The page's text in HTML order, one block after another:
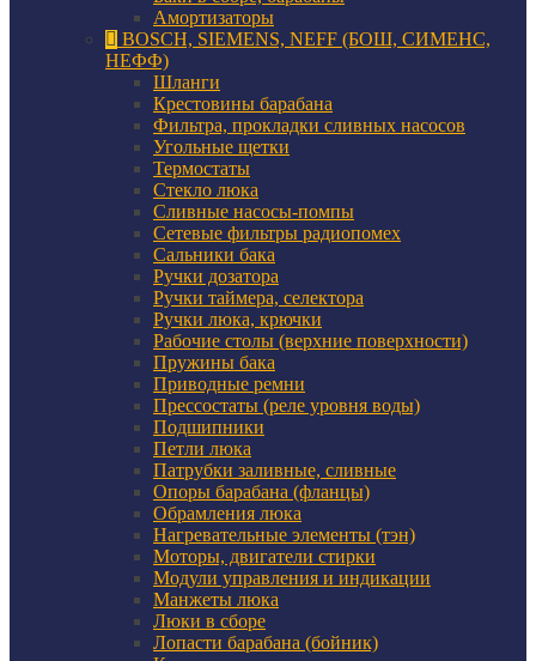
Амортизаторы
BOSCH, SIEMENS, NEFF (БОШ, СИМЕНС,
НЕФФ)
Шланги
Крестовины барабана
Фильтра, прокладки сливных насосов
Угольные щетки
Термостаты
Стекло люка
Сливные насосы-помпы
Сетевые фильтры радиопомех
Сальники бака
Ручки дозатора
Ручки таймера, селектора
Ручки люка, крючки
Рабочие столы (верхние поверхности)
Пружины бака
Приводные ремни
Прессостаты (реле уровня воды)
Подшипники
Петли люка
Патрубки заливные, сливные
Опоры барабана (фланцы)
Обрамления люка
Нагревательные элементы (тэн)
Моторы, двигатели стирки
Модули управления и индикации
Манжеты люка
Люки в сборе
Лопасти барабана (бойник)